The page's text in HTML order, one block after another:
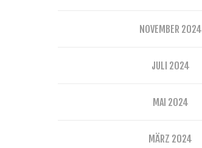
NOVEMBER 2024
JULI 2024
MAI 2024
MÄRZ 2024